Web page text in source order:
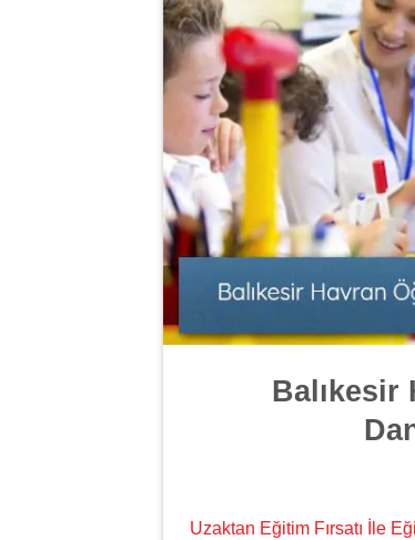
Uzaktan Eğitim Fırsatı İle